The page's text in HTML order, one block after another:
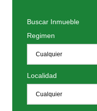
Buscar Inmueble
Regimen
Localidad